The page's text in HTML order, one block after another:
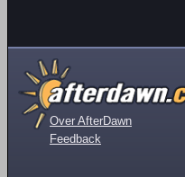
Over AfterDawn
Feedback